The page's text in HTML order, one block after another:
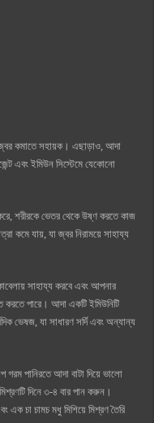
জ্বর কমাতে সহায়ক। এছাড়াও, আদা
এবং ইমিউন সিস্টেমে যেকোনো
শরীরকে ভেতর থেকে উষ্ণ করতে কাজ
কমে যায়, যা জ্বর নিরাময়ে সাহায্য
সাহায্য করবে এবং আপনার
করতে পারে। আদা একটি ইমিউনিটি
ভেষজ, যা সাধারণ সর্দি এবং অন্যান্য
পানিরতে আদা বাটা দিয়ে ভালো
দিনে ৩-৪ বার পান করুন।
চা চামচ মধু মিশিয়ে মিশ্রণ তৈরি